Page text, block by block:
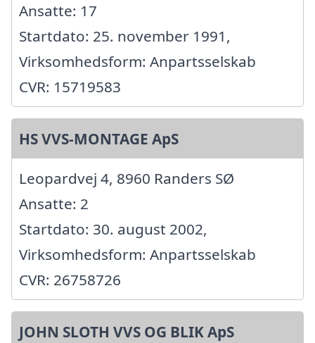
Ansatte: 17
Startdato: 25. november 1991,
Virksomhedsform: Anpartsselskab
CVR: 15719583
HS VVS-MONTAGE ApS
Leopardvej 4, 8960 Randers SØ
Ansatte: 2
Startdato: 30. august 2002,
Virksomhedsform: Anpartsselskab
CVR: 26758726
JOHN SLOTH VVS OG BLIK ApS